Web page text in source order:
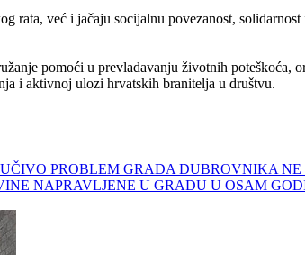
rata, već i jačaju socijalnu povezanost,
pomoći u prevladavanju životnih poteškoća,
i aktivnoj ulozi hrvatskih branitelja u društvu.
PROBLEM GRADA DUBROVNIKA
NAPRAVLJENE U GRADU U OSAM